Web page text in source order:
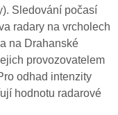
Sledování počasí
radary na vrcholech
na Drahanské
provozovatelem
odhad intenzity
hodnotu radarové